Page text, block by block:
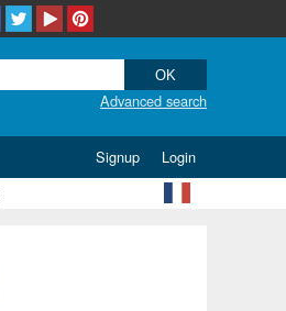
Advanced search
Login
Signup